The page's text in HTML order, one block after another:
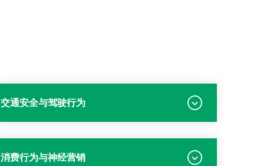
交通安全与驾驶行为
消费行为与神经营销